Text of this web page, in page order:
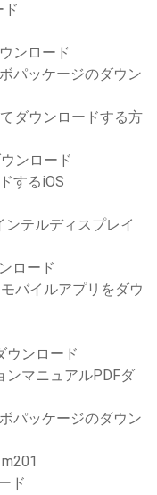
ンロード
パッケージのダウン
ダウンロードする方
ンロード
するiOS
テルディスプレイ
ロード
バイルアプリをダウ
ウンロード
ンマニュアルPDFダ
パッケージのダウン
ド